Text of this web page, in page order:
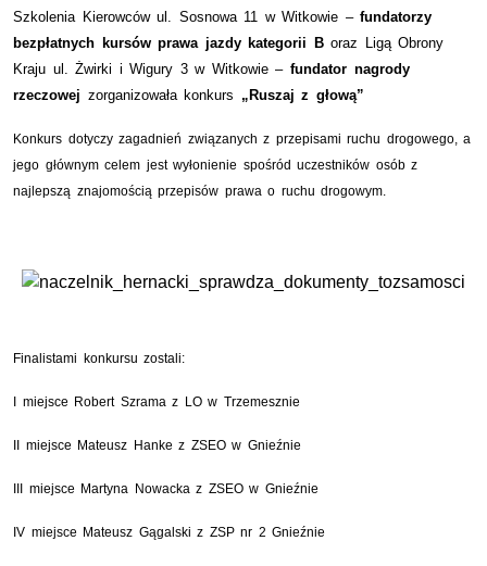
Szkolenia Kierowców ul. Sosnowa 11 w Witkowie –fundatorzy
bezpłatnych kursów prawa jazdy kategorii Boraz Ligą Obrony
Kraju ul. Żwirki i Wigury 3 w Witkowie –fundator nagrody
rzeczowej zorganizowała konkurs „Ruszaj z głową”
Konkurs dotyczy zagadnień związanych z przepisami ruchu drogowego, a
jego głównym celem jest wyłonienie spośród uczestników osób z
najlepszą znajomością przepisów prawa o ruchu drogowym.
Finalistami konkursu zostali:
I miejsce Robert Szrama z LO w Trzemesznie
II miejsce Mateusz Hanke z ZSEO w Gnieźnie
III miejsce Martyna Nowacka z ZSEO w Gnieźnie
IV miejsce Mateusz Gągalski z ZSP nr 2 Gnieźnie